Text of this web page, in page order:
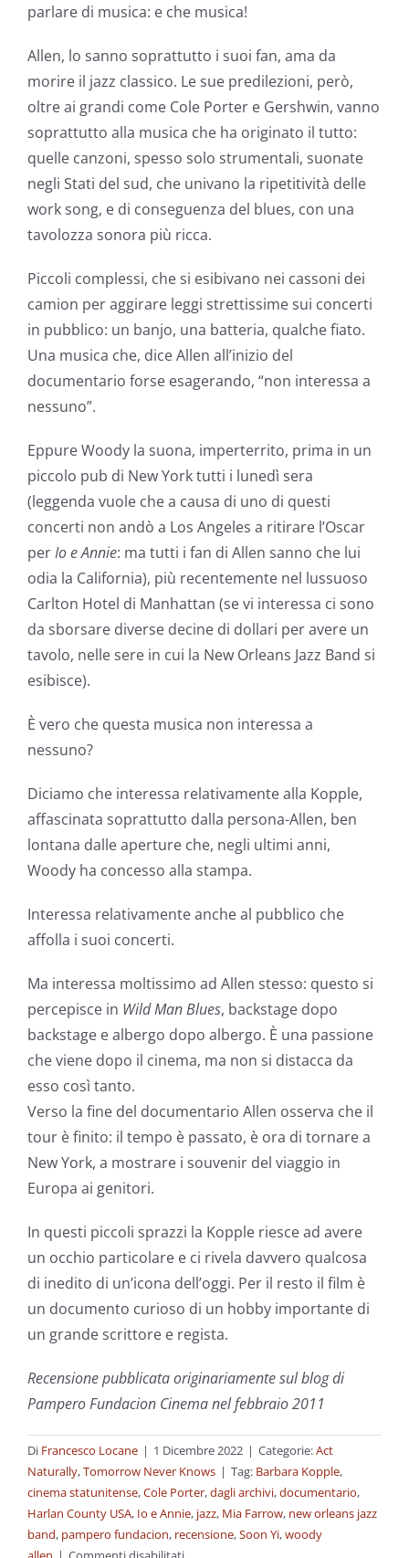
parlare di musica: e che musica!
Allen, lo sanno soprattutto i suoi fan, ama da
morire il jazz classico. Le sue predilezioni, però,
oltre ai grandi come Cole Porter e Gershwin, vanno
soprattutto alla musica che ha originato il tutto:
quelle canzoni, spesso solo strumentali, suonate
negli Stati del sud, che univano la ripetitività delle
work song, e di conseguenza del blues, con una
tavolozza sonora più ricca.
Piccoli complessi, che si esibivano nei cassoni dei
camion per aggirare leggi strettissime sui concerti
in pubblico: un banjo, una batteria, qualche fiato.
Una musica che, dice Allen all’inizio del
documentario forse esagerando, “non interessa a
nessuno”.
Eppure Woody la suona, imperterrito, prima in un
piccolo pub di New York tutti i lunedì sera
(leggenda vuole che a causa di uno di questi
concerti non andò a Los Angeles a ritirare l’Oscar
perIo e Annie: ma tutti i fan di Allen sanno che lui
odia la California), più recentemente nel lussuoso
Carlton Hotel di Manhattan (se vi interessa ci sono
da sborsare diverse decine di dollari per avere un
tavolo, nelle sere in cui la New Orleans Jazz Band si
esibisce).
È vero che questa musica non interessa a
nessuno?
Diciamo che interessa relativamente alla Kopple,
affascinata soprattutto dalla persona-Allen, ben
lontana dalle aperture che, negli ultimi anni,
Woody ha concesso alla stampa.
Interessa relativamente anche al pubblico che
affolla i suoi concerti.
Ma interessa moltissimo ad Allen stesso: questo si
percepisce in Wild Man Blues, backstage dopo
backstage e albergo dopo albergo. È una passione
che viene dopo il cinema, ma non si distacca da
esso così tanto.
Verso la fine del documentario Allen osserva che il
tour è finito: il tempo è passato, è ora di tornare a
New York, a mostrare i souvenir del viaggio in
Europa ai genitori.
In questi piccoli sprazzi la Kopple riesce ad avere
un occhio particolare e ci rivela davvero qualcosa
di inedito di un’icona dell’oggi. Per il resto il film è
un documento curioso di un hobby importante di
un grande scrittore e regista.
Recensione pubblicata originariamente sul blog di
Pampero Fundacion Cinema nel febbraio 2011
Di Francesco Locane | 1 Dicembre 2022 | Categorie:Act
Naturally,Tomorrow Never Knows | Tag: Barbara Kopple,
cinema statunitense,Cole Porter,dagli archivi,documentario,
Harlan County USA, Io e Annie, jazz, Mia Farrow, new orleans jazz
band, pampero fundacion, recensione,Soon Yi,woody
su